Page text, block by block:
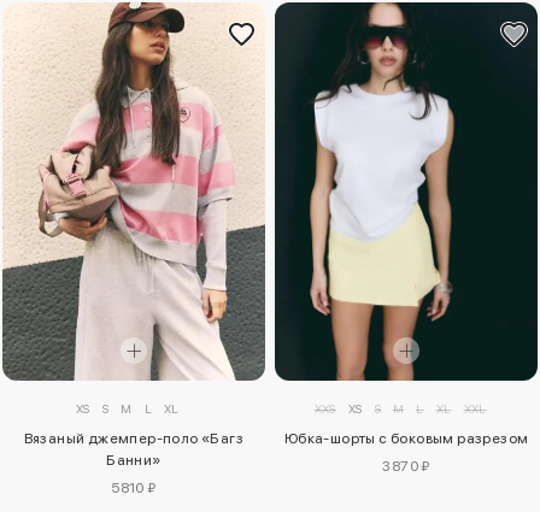
XS S M L XL
Вязаный джемпер-поло «Багз
Банни»
5810 ₽
XXS XS S M L XL XXL
Юбка-шорты с боковым разрезом
3870 ₽